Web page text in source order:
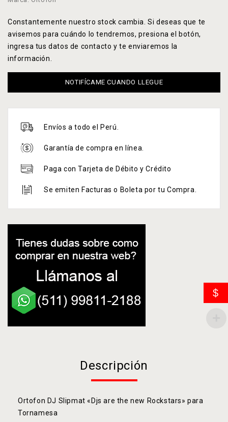
Constantemente nuestro stock cambia. Si deseas que te
avisemos para cuándo lo tendremos, presiona el botón,
ingresa tus datos de contacto y te enviaremos la
información.
NOTIFÍCAME CUANDO LLEGUE
Envíos a todo el Perú.
Garantía de compra en línea.
Paga con Tarjeta de Débito y Crédito
Se emiten Facturas o Boleta por tu Compra.
Descripción
Ortofon DJ Slipmat «Djs are the new Rockstars» para
Tornamesa
$